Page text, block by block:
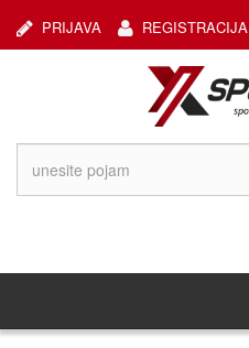
REGISTRACIJA
PRIJAVA